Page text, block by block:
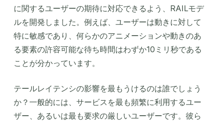
に関するユーザーの期待に対応できるよう、RAILモデ
ルを開発しました。例えば、ユーザーは動きに対して
特に敏感であり、何らかのアニメーションや動きのあ
る要素の許容可能な待ち時間はわずか10ミリ秒である
ことが分かっています。
テールレイテンシの影響を最もうけるのは誰でしょう
か？一般的には、サービスを最も頻繁に利用するユー
ザー、あるいは最も要求の厳しいユーザーです。彼ら